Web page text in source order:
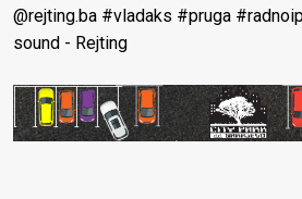
@rejting.ba #vladaks #pruga
sound - Rejting